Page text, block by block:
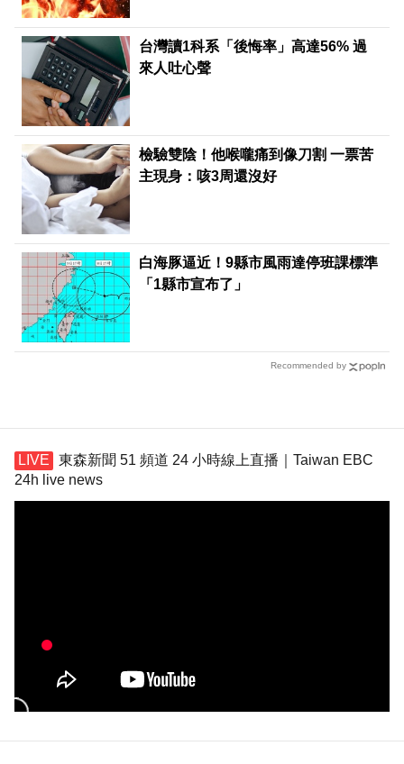
台灣讀1科系「後悔率」高達56% 過
來人吐心聲
檢驗雙陰！他喉嚨痛到像刀割 一票苦
主現身：咳3周還沒好
白海豚逼近！9縣市風雨達停班課標準
「1縣市宣布了」
Recommended by
東森新聞 51 頻道 24 小時線上直播｜Taiwan EBC
24h live news